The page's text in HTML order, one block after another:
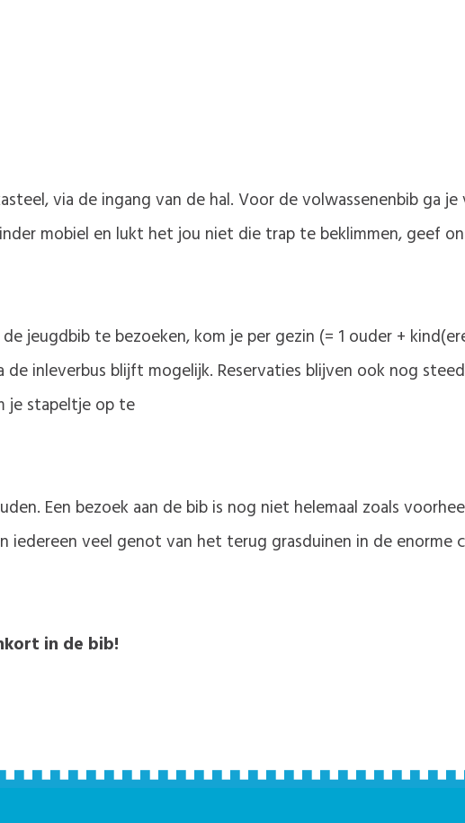
via de ingang van de hal. Voor de volwassenenbib ga
mobiel en lukt het jou niet die trap te beklimmen, geef
jeugdbib te bezoeken, kom je per gezin (= 1 ouder +
inleverbus blijft mogelijk. Reservaties blijven ook nog
je stapeltje op te
Een bezoek aan de bib is nog niet helemaal zoals
veel genot van het terug grasduinen in de enorme
in de bib!